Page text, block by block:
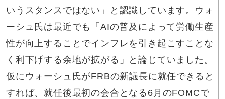
いうスタンスではない」と認識しています。ウォ
ーシュ氏は最近でも「AIの普及によって労働生産
性が向上することでインフレを引き起こすことな
く利下げする余地が拡がる」と論じていました。
仮にウォーシュ氏がFRBの新議長に就任できると
すれば、就任後最初の会合となる6月のFOMCで